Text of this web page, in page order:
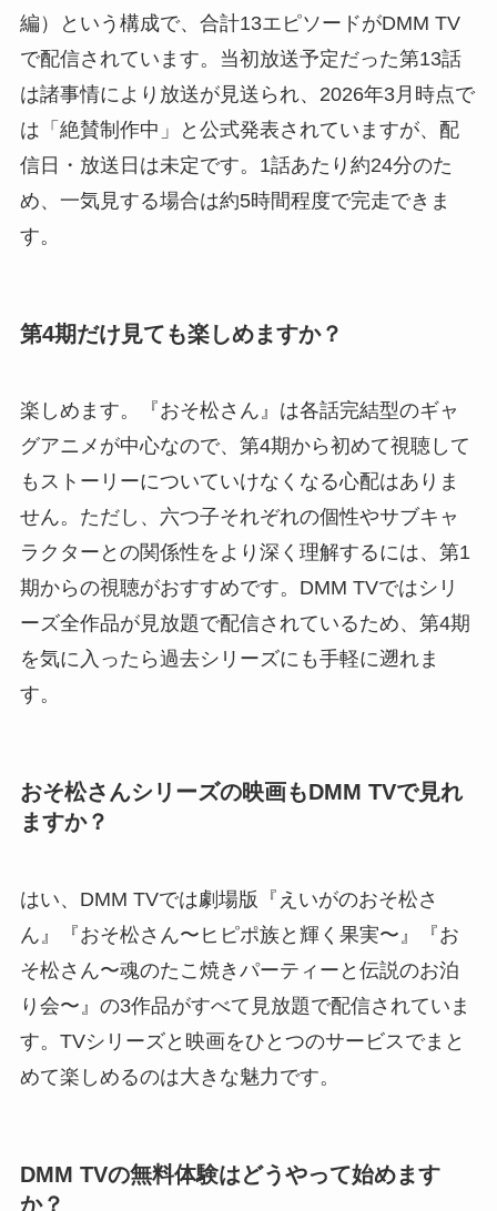
編）という構成で、合計13エピソードがDMM TV
で配信されています。当初放送予定だった第13話
は諸事情により放送が見送られ、2026年3月時点で
は「絶賛制作中」と公式発表されていますが、配
信日・放送日は未定です。1話あたり約24分のた
め、一気見する場合は約5時間程度で完走できま
す。
第4期だけ見ても楽しめますか？
楽しめます。『おそ松さん』は各話完結型のギャ
グアニメが中心なので、第4期から初めて視聴して
もストーリーについていけなくなる心配はありま
せん。ただし、六つ子それぞれの個性やサブキャ
ラクターとの関係性をより深く理解するには、第1
期からの視聴がおすすめです。DMM TVではシリ
ーズ全作品が見放題で配信されているため、第4期
を気に入ったら過去シリーズにも手軽に遡れま
す。
おそ松さんシリーズの映画もDMM TVで見れ
ますか？
はい、DMM TVでは劇場版『えいがのおそ松さ
ん』『おそ松さん〜ヒピポ族と輝く果実〜』『お
そ松さん〜魂のたこ焼きパーティーと伝説のお泊
り会〜』の3作品がすべて見放題で配信されていま
す。TVシリーズと映画をひとつのサービスでまと
めて楽しめるのは大きな魅力です。
DMM TVの無料体験はどうやって始めます
か？